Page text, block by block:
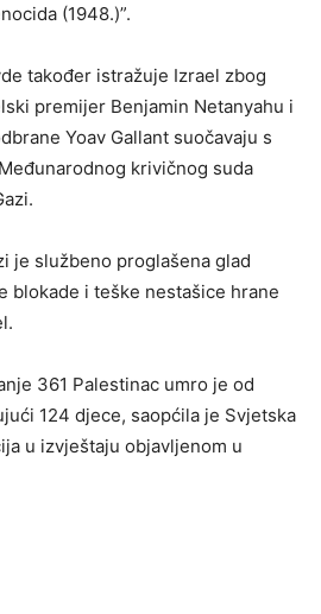
(1948.)”.
također istražuje Izrael zbog
premijer Benjamin Netanyahu i
Yoav Gallant suočavaju s
krivičnog suda
je službeno proglašena glad
blokade i teške nestašice hrane
361 Palestinac umro je od
124 djece, saopćila je Svjetska
u izvještaju objavljenom u